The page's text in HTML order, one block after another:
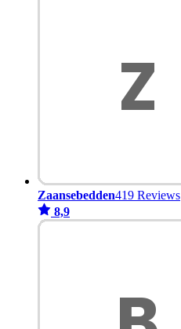
Zaansebedden419 Reviews
8,9